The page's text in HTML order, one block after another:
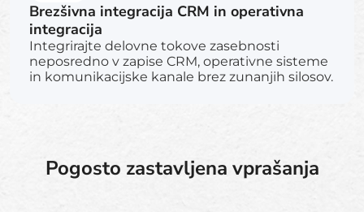
Brezšivna integracija CRM in operativna
integracija
Integrirajte delovne tokove zasebnosti
neposredno v zapise CRM, operativne sisteme
in komunikacijske kanale brez zunanjih silosov.
Pogosto zastavljena vprašanja